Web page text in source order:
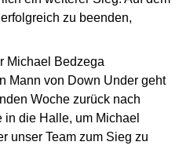
zu beenden,
Michael Bedzega
Mann von Down Under geht
Woche zurück nach
die Halle, um Michael
unser Team zum Sieg zu